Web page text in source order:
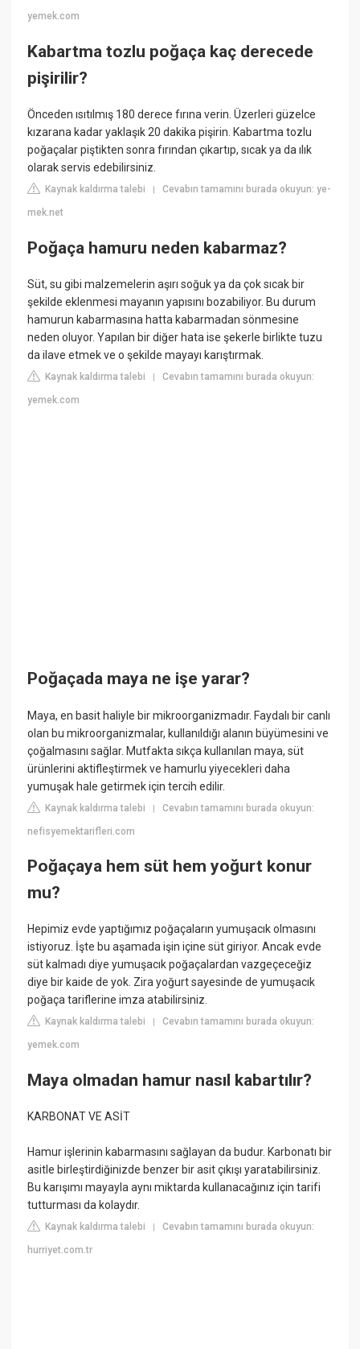
yemek.com
Kabartma tozlu poğaça kaç derecede
pişirilir?
Önceden ısıtılmış 180 derece fırına verin. Üzerleri güzelce
kızarana kadar yaklaşık 20 dakika pişirin. Kabartma tozlu
poğaçalar piştikten sonra fırından çıkartıp, sıcak ya da ılık
olarak servis edebilirsiniz.
Kaynak kaldırma talebi |Cevabın tamamını burada okuyun: ye-
mek.net
Poğaça hamuru neden kabarmaz?
Süt, su gibi malzemelerin aşırı soğuk ya da çok sıcak bir
şekilde eklenmesi mayanın yapısını bozabiliyor. Bu durum
hamurun kabarmasına hatta kabarmadan sönmesine
neden oluyor. Yapılan bir diğer hata ise şekerle birlikte tuzu
da ilave etmek ve o şekilde mayayı karıştırmak.
Kaynak kaldırma talebi |Cevabın tamamını burada okuyun:
yemek.com
Poğaçada maya ne işe yarar?
Maya, en basit haliyle bir mikroorganizmadır. Faydalı bir canlı
olan bu mikroorganizmalar, kullanıldığı alanın büyümesini ve
çoğalmasını sağlar. Mutfakta sıkça kullanılan maya, süt
ürünlerini aktifleştirmek ve hamurlu yiyecekleri daha
yumuşak hale getirmek için tercih edilir.
Kaynak kaldırma talebi |Cevabın tamamını burada okuyun:
nefisyemektarifleri.com
Poğaçaya hem süt hem yoğurt konur
mu?
Hepimiz evde yaptığımız poğaçaların yumuşacık olmasını
istiyoruz. İşte bu aşamada işin içine süt giriyor. Ancak evde
süt kalmadı diye yumuşacık poğaçalardan vazgeçeceğiz
diye bir kaide de yok. Zira yoğurt sayesinde de yumuşacık
poğaça tariflerine imza atabilirsiniz.
Kaynak kaldırma talebi |Cevabın tamamını burada okuyun:
yemek.com
Maya olmadan hamur nasıl kabartılır?
KARBONAT VE ASİT
Hamur işlerinin kabarmasını sağlayan da budur. Karbonatı bir
asitle birleştirdiğinizde benzer bir asit çıkışı yaratabilirsiniz.
Bu karışımı mayayla aynı miktarda kullanacağınız için tarifi
tutturması da kolaydır.
Kaynak kaldırma talebi |Cevabın tamamını burada okuyun:
hurriyet.com.tr